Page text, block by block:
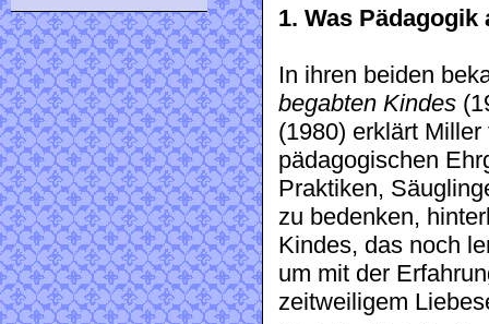
1. Was Pädagogik
In ihren beiden
begabten Kindes
(1980) erklärt
pädagogischen
Praktiken,
zu bedenken,
Kindes, das noch
um mit der
zeitweiligem